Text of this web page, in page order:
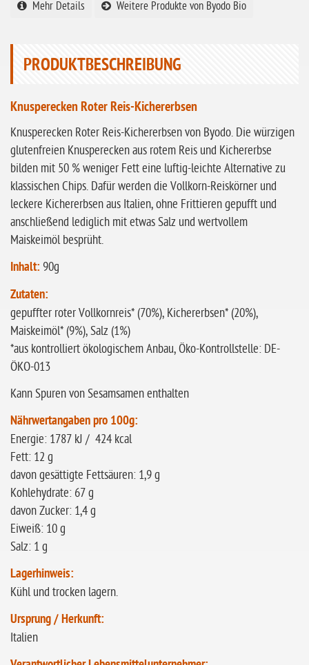
ohne Vanille
ohne
ohne Palmöl
Mehr Details Weitere Produkte von Byodo Bio
PRODUKTBESCHREIBUNG
Knusperecken Roter Reis-Kichererbsen
Knusperecken Roter Reis-Kichererbsen von Byodo. Die würzigen
glutenfreien Knusperecken aus rotem Reis und Kichererbse
bilden mit 50 % weniger Fett eine luftig-leichte Alternative zu
klassischen Chips. Dafür werden die Vollkorn-Reiskörner und
leckere Kichererbsen aus Italien, ohne Frittieren gepufft und
anschließend lediglich mit etwas Salz und wertvollem
Maiskeimöl besprüht.
Inhalt: 90g
Zutaten:
gepuffter roter Vollkornreis* (70%), Kichererbsen* (20%),
Maiskeimöl* (9%), Salz (1%)
*aus kontrolliert ökologischem Anbau, Öko-Kontrollstelle: DE-
ÖKO-013
Kann Spuren von Sesamsamen enthalten
Nährwertangaben pro 100g:
Energie: 1787 kJ / 424 kcal
Fett: 12 g
davon gesättigte Fettsäuren: 1,9 g
Kohlehydrate: 67 g
davon Zucker: 1,4 g
Eiweiß: 10 g
Salz: 1 g
Lagerhinweis:
Kühl und trocken lagern.
Ursprung / Herkunft:
Italien